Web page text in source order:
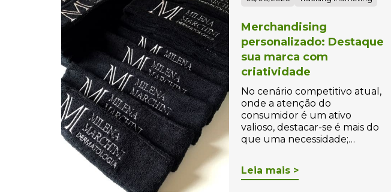
Personalizada
Bolinha para Pet
Personalizada
Bolinhas Anti-Stress
Personalizada
Bolsa Térmica Personalizada
Bolsas Personalizadas
Bolsas, Mochilas e Pastas
Bonés Personalizados
Merchandising
personalizado: Destaque
sua marca com
criatividade
No cenário competitivo atual,
onde a atenção do
consumidor é um ativo
valioso, destacar-se é mais do
que uma necessidade;…
Leia mais >